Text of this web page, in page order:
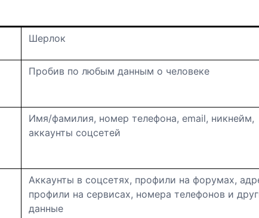
Шерлок
Пробив по любым данным о человеке
Имя/фамилия, номер телефона, email, никнейм,
аккаунты соцсетей
Аккаунты в соцсетях, профили на форумах,
профили на сервисах, номера телефонов и
данные